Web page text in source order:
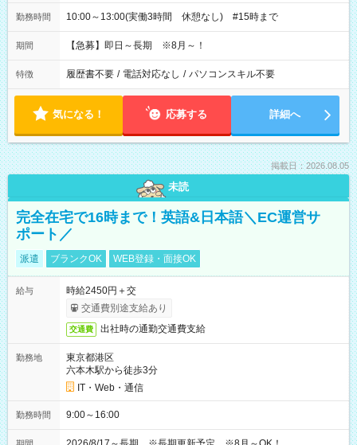
勤務時間 10:00～13:00(実働3時間 休憩なし) #15時まで
期間 【急募】即日～長期 ※8月～！
特徴 履歴書不要 / 電話対応なし / パソコンスキル不要
気になる！ 応募する 詳細へ
掲載日：2026.08.05
未読
完全在宅で16時まで！英語&日本語＼EC運営サ
ポート／
派遣 ブランクOK WEB登録・面接OK
給与
時給2450円＋交
交通費別途支給あり
交通費 出社時の通勤交通費支給
勤務地
東京都港区
六本木駅から徒歩3分
IT・Web・通信
勤務時間 9:00～16:00